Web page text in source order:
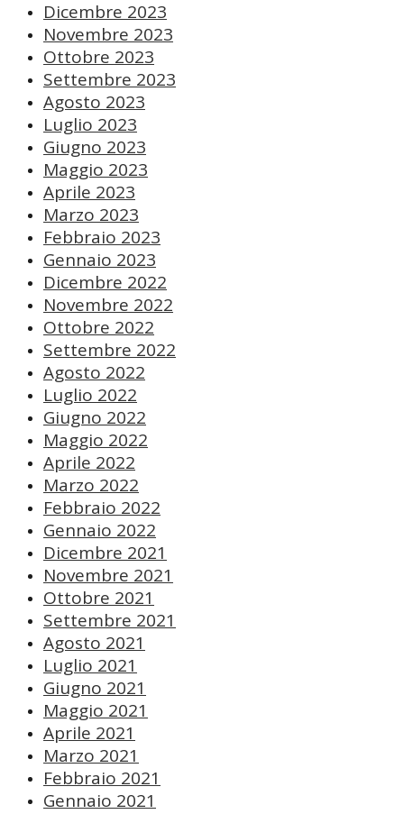
Dicembre 2023
Novembre 2023
Ottobre 2023
Settembre 2023
Agosto 2023
Luglio 2023
Giugno 2023
Maggio 2023
Aprile 2023
Marzo 2023
Febbraio 2023
Gennaio 2023
Dicembre 2022
Novembre 2022
Ottobre 2022
Settembre 2022
Agosto 2022
Luglio 2022
Giugno 2022
Maggio 2022
Aprile 2022
Marzo 2022
Febbraio 2022
Gennaio 2022
Dicembre 2021
Novembre 2021
Ottobre 2021
Settembre 2021
Agosto 2021
Luglio 2021
Giugno 2021
Maggio 2021
Aprile 2021
Marzo 2021
Febbraio 2021
Gennaio 2021